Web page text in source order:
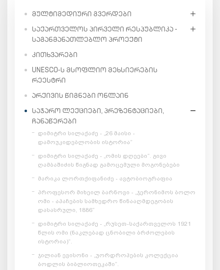
ᲛᲣᲚᲢᲘᲛᲔᲓᲘᲣᲠᲘ ᲒᲕᲔᲠᲓᲔᲑᲘ
ᲡᲐᲥᲐᲠᲗᲕᲔᲚᲝᲡ ᲞᲘᲠᲕᲔᲚᲘ ᲠᲔᲡᲞᲣᲑᲚᲘᲙᲐ -
ᲡᲐᲒᲐᲜᲛᲐᲜᲐᲗᲚᲔᲑᲚᲝ ᲞᲠᲝᲔᲥᲢᲘ
ᲙᲘᲗᲮᲕᲐᲠᲔᲑᲘ
UNESCO-Ს ᲛᲡᲝᲤᲚᲘᲝ ᲛᲔᲮᲡᲘᲔᲠᲔᲑᲘᲡ
ᲠᲔᲔᲡᲢᲠᲘ
ᲐᲠᲥᲘᲕᲘᲡ ᲬᲘᲒᲜᲔᲑᲘ ᲝᲜᲚᲐᲘᲜ
ᲡᲐᲯᲐᲠᲝ ᲚᲔᲥᲪᲘᲔᲑᲘ, ᲞᲠᲔᲖᲔᲜᲢᲐᲪᲘᲔᲑᲘ,
ᲩᲐᲜᲐᲬᲔᲠᲔᲑᲘ
დიმიტრი სილაქაძე - „26 მაისი -
დამოუკიდებლობის ისტორია“
დიმიტრი სილაქაძე - „ომის დღეები“. გივი
ღამბაშიძის წიგნად გამოცემული მოგონებები
მარიკა ლორთქიფანიძე - ავტობიოგრაფია
პროფესორ მიხეილ ბარნოვი - „ჯერონიმოს ბოლო
ომი - აპაჩების სამხედრო წინააღმდეგობის
დასასრული, 1886“
დიმიტრი სილაქაძე - „რუსეთ-საქართველოს 1921
წლის ომი (ნაკლებად ცნობილი ბრძოლების
ისტორია)“.
ჯილიან ევისონი - „უორდროპების კოლექცია
ბოდლის ბიბლიოთეკაში“.